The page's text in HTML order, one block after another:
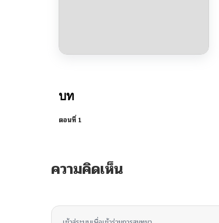
บท
ตอนที่ 1
ความคิดเห็น